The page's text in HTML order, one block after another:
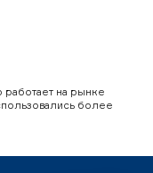
на рынке
более